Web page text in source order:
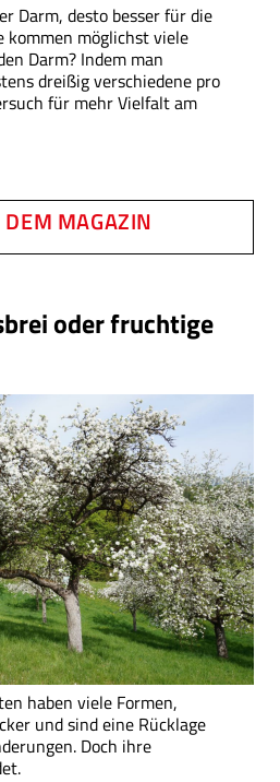
Darm, desto besser für die
kommen möglichst viele
Darm? Indem man
dreißig verschiedene pro
für mehr Vielfalt am
DEM MAGAZIN
oder fruchtige
haben viele Formen,
und sind eine Rücklage
Doch ihre